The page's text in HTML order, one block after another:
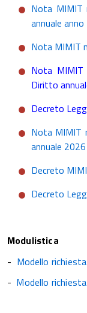
Nota MIMIT
annuale
Nota MIMIT
Nota
Diritto
Decreto
Nota MIMIT
annuale 2026
Decreto
Decreto
Modulistica
- Modello
- Modello